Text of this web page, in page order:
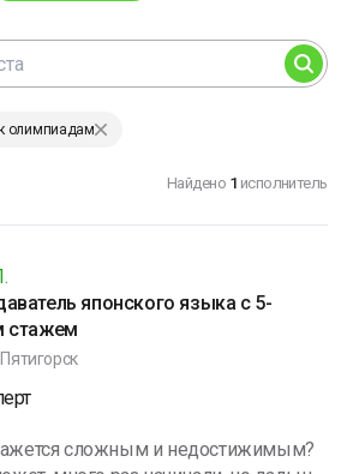
к олимпиадам
Найдено 1 исполнитель
японского языка с 5-
стажем
сложным и недостижимым?